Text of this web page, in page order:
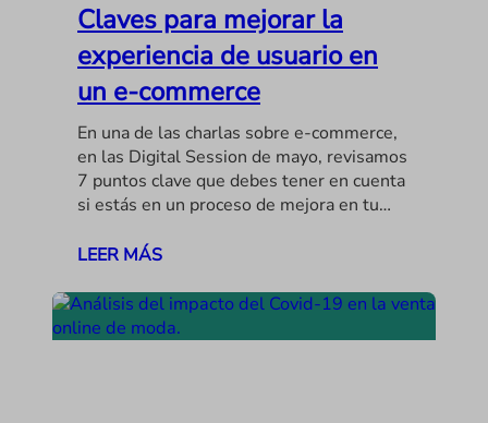
Claves para mejorar la
experiencia de usuario en
un e-commerce
En una de las charlas sobre e-commerce,
en las Digital Session de mayo, revisamos
7 puntos clave que debes tener en cuenta
si estás en un proceso de mejora en tu…
LEER MÁS